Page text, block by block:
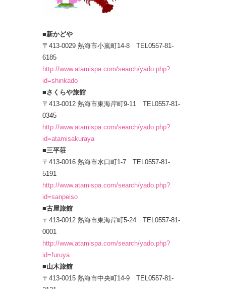
■新かどや
〒413-0029 熱海市小嵐町14-8 TEL0557-81-
6185
http://www.atamispa.com/search/yado.php?
id=shinkado
■さくらや旅館
〒413-0012 熱海市東海岸町9-11 TEL0557-81-
0345
http://www.atamispa.com/search/yado.php?
id=atamisakuraya
■三平荘
〒413-0016 熱海市水口町1-7 TEL0557-81-
5191
http://www.atamispa.com/search/yado.php?
id=sanpeiso
■古屋旅館
〒413-0012 熱海市東海岸町5-24 TEL0557-81-
0001
http://www.atamispa.com/search/yado.php?
id=furuya
■山木旅館
〒413-0015 熱海市中央町14-9 TEL0557-81-